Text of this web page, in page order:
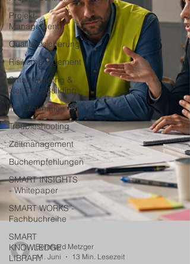
Projekt-
Management
Qualitätssicherung
Risikomanagement
Smart Building &
Net-Zero-Building
Transformation
Troubleshooting
Zeitmanagement
Buchempfehlungen
SMART INSIGHTS
- Whitepaper
SMART WORKS -
Fachbuchreihe
SMART
KNOWLEDGE
LIBRARY